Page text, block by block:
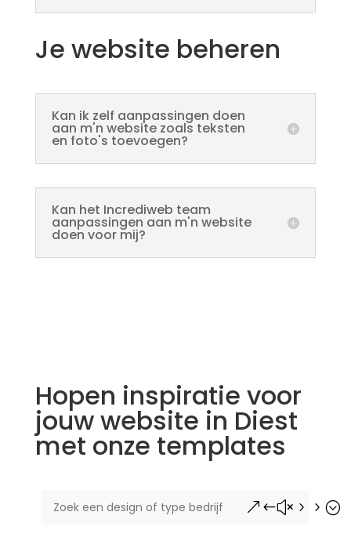
Je website beheren
Kan ik zelf aanpassingen doen
aan m'n website zoals teksten
en foto's toevoegen?
Kan het Incrediweb team
aanpassingen aan m'n website
doen voor mij?
Hopen inspiratie voor
jouw website in Diest
met onze templates
&#x55;